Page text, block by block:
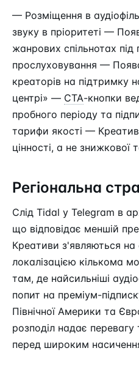
— Розміщення в
звуку в пріоритеті —
жанрових спільнотах під
прослуховування —
креаторів на підтримку
центрі» — CTA-кнопки
пробного періоду та
тарифи якості —
цінності, а не знижкової
Регіональна
Слід Tidal у Telegram в
що відповідає меншій
Креативи з'являються на
локалізацією кількома
там, де найсильніші
попит на преміум-
Північної Америки та
розподіл надає
перед широким